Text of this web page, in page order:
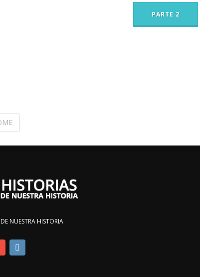
PARTE 2
NUESTRA HISTORIA